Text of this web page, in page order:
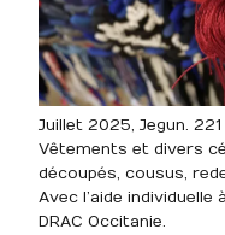
Juillet 2025, Jegun. 221
Vêtements et divers
découpés, cousus,
Avec l’aide
DRAC Occitanie.